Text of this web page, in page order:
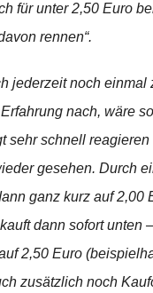
für unter 2,50 Euro
rennen“.
jederzeit noch
nach, wäre
sehr schnell
gesehen. Durch
ganz kurz auf 2,00
dann sofort unten
2,50 Euro
zusätzlich noch